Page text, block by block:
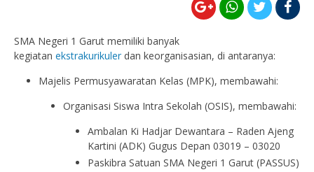
SMA Negeri 1 Garut memiliki banyak
kegiatan ekstrakurikuler dan keorganisasian, di antaranya:
Majelis Permusyawaratan Kelas (MPK), membawahi:
Organisasi Siswa Intra Sekolah (OSIS), membawahi:
Ambalan Ki Hadjar Dewantara – Raden Ajeng
Kartini (ADK) Gugus Depan 03019 – 03020
Paskibra Satuan SMA Negeri 1 Garut (PASSUS)